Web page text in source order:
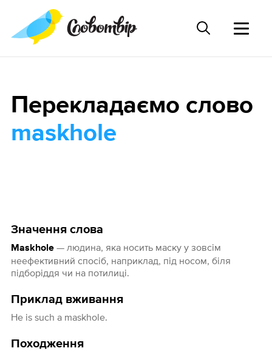
Значення слова
Maskhole— людина, яка носить маску у зовсім
неефективний спосіб, наприклад, під носом, біля
підборіддя чи на потилиці.
Приклад вживання
He is such a maskhole.
Походження
Перекладаємо слово
maskhole